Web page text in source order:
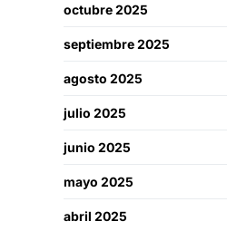
octubre 2025
septiembre 2025
agosto 2025
julio 2025
junio 2025
mayo 2025
abril 2025